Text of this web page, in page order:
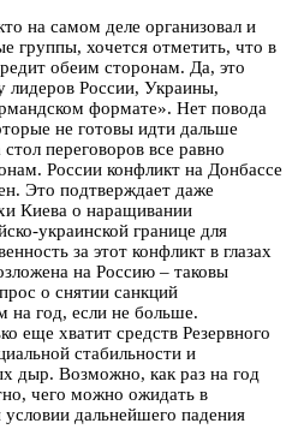
на самом деле организовал и
группы, хочется отметить, что в
обеим сторонам. Да, это
лидеров России, Украины,
формате». Нет повода
не готовы идти дальше
переговоров все равно
России конфликт на Донбассе
Это подтверждает даже
Киева о наращивании
украинской границе для
за этот конфликт в глазах
на Россию – таковы
о снятии санкций
на год, если не больше.
еще хватит средств Резервного
стабильности и
дыр. Возможно, как раз на год
чего можно ожидать в
дальнейшего падения